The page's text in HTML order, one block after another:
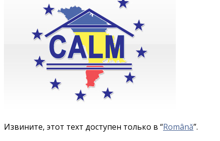
Извините, этот техт доступен только в “Română”.